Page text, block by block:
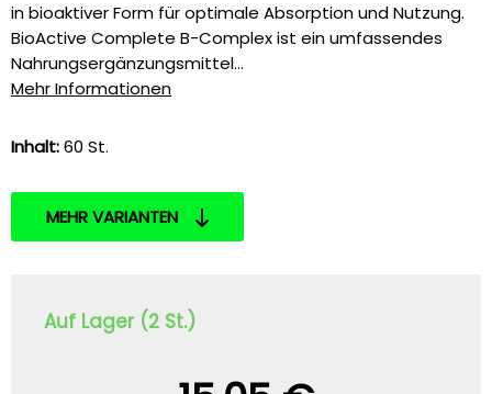
in bioaktiver Form für optimale Absorption und Nutzung.
BioActive Complete B-Complex ist ein umfassendes
Nahrungsergänzungsmittel...
Mehr Informationen
Inhalt:60 St.
MEHR VARIANTEN
Auf Lager (2 St.)